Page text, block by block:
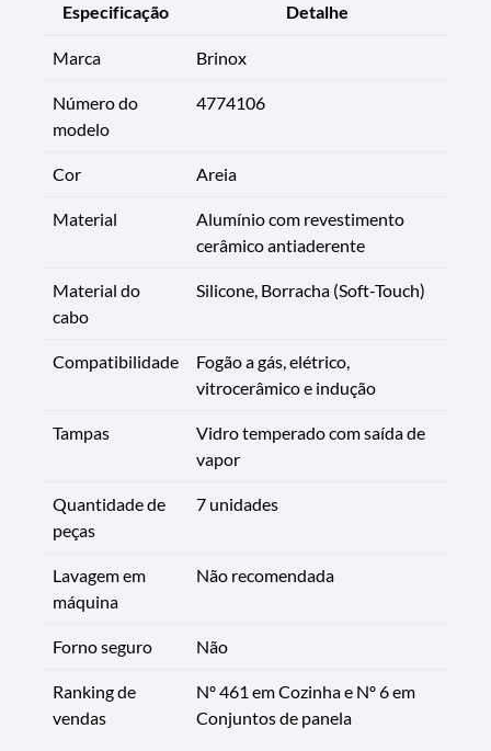
Especificação Detalhe
Marca Brinox
Número do
modelo
4774106
Cor Areia
Material
Alumínio com revestimento
cerâmico antiaderente
Material do
cabo
Silicone, Borracha (Soft-Touch)
Compatibilidade
Fogão a gás, elétrico,
vitrocerâmico e indução
Tampas
Vidro temperado com saída de
vapor
Quantidade de
peças
7 unidades
Lavagem em
máquina
Não recomendada
Forno seguro Não
Ranking de
vendas
Nº 461 em Cozinha e Nº 6 em
Conjuntos de panela